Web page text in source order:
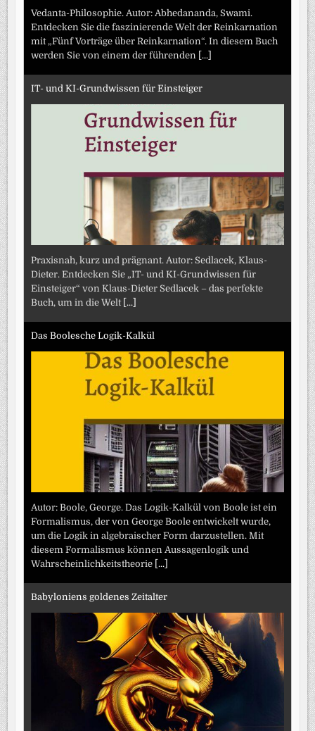
Vedanta-Philosophie. Autor: Abhedananda, Swami.
Entdecken Sie die faszinierende Welt der Reinkarnation
mit „Fünf Vorträge über Reinkarnation“. In diesem Buch
werden Sie von einem der führenden [...]
IT- und KI-Grundwissen für Einsteiger
Praxisnah, kurz und prägnant. Autor: Sedlacek, Klaus-
Dieter. Entdecken Sie „IT- und KI-Grundwissen für
Einsteiger“ von Klaus-Dieter Sedlacek – das perfekte
Buch, um in die Welt [...]
Das Boolesche Logik-Kalkül
Autor: Boole, George. Das Logik-Kalkül von Boole ist ein
Formalismus, der von George Boole entwickelt wurde,
um die Logik in algebraischer Form darzustellen. Mit
diesem Formalismus können Aussagenlogik und
Wahrscheinlichkeitstheorie [...]
Babyloniens goldenes Zeitalter